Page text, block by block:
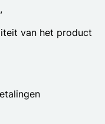
van het product